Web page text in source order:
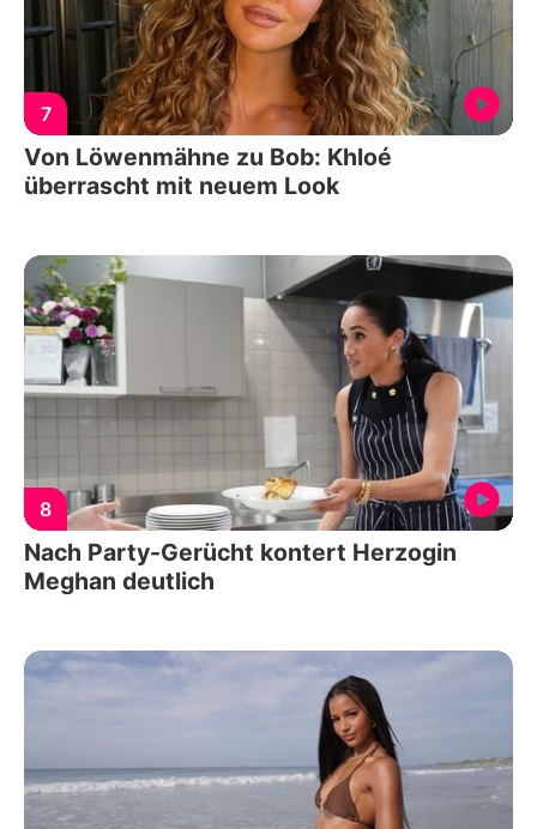
7
Von Löwenmähne zu Bob: Khloé
überrascht mit neuem Look
8
Nach Party-Gerücht kontert Herzogin
Meghan deutlich